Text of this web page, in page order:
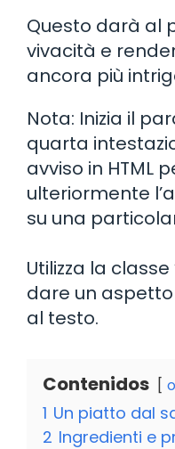
Questo darà al
vivacità e
ancora più
Nota: Inizia il
quarta
avviso in HTML
ulteriormente
su una
Utilizza la
dare un
al testo.
Contenidos
1 Un piatto dal
2 Ingredienti e